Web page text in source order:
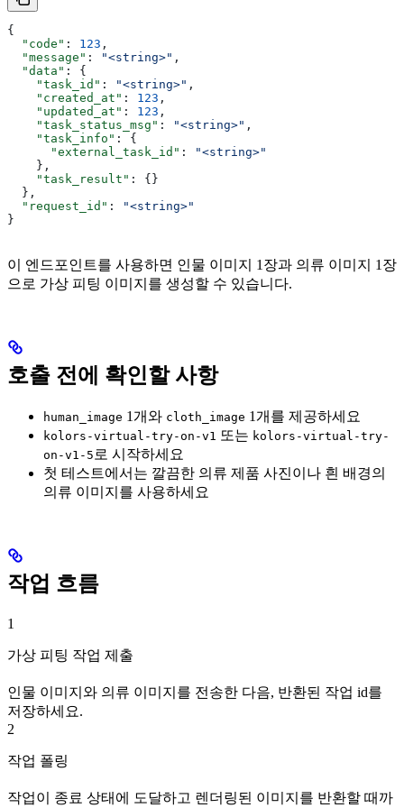
{
  "code"
: 123 ,
  "message"
: "<string>" ,
  "data"
: {
    "task_id"
: "<string>" ,
    "created_at"
: 123 ,
    "updated_at"
: 123 ,
    "task_status_msg"
: "<string>" ,
    "task_info"
: {
      "external_task_id"
:
"<string>"
    },
    "task_result"
: {}
  },
  "request_id"
:
"<string>"
}
이 엔드포인트를 사용하면 인물 이미지 1장과 의류 이미지 1장
으로 가상 피팅 이미지를 생성할 수 있습니다.
호출 전에 확인할 사항
human_image 1개와 cloth_image 1개를 제공하세요
kolors-virtual-try-on-v1 또는 kolors-virtual-try-
on-v1-5 로 시작하세요
첫 테스트에서는 깔끔한 의류 제품 사진이나 흰 배경의
의류 이미지를 사용하세요
작업 흐름
1
가상 피팅 작업 제출
인물 이미지와 의류 이미지를 전송한 다음, 반환된 작업 id를
저장하세요.
2
작업 폴링
작업이 종료 상태에 도달하고 렌더링된 이미지를 반환할 때까